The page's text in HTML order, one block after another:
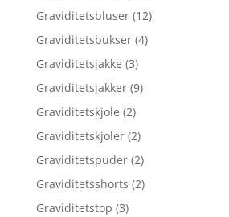
Graviditetsbluser (12)
Graviditetsbukser (4)
Graviditetsjakke (3)
Graviditetsjakker (9)
Graviditetskjole (2)
Graviditetskjoler (2)
Graviditetspuder (2)
Graviditetsshorts (2)
Graviditetstop (3)